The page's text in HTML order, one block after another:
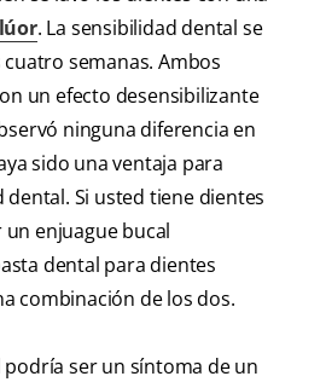
. La sensibilidad dental se
semanas. Ambos
un efecto desensibilizante
ninguna diferencia en
sido una ventaja para
Si usted tiene dientes
enjuague bucal
dental para dientes
combinación de los dos.
ser un síntoma de un